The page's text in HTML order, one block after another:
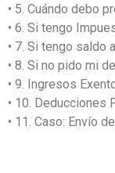
• 5. Cuándo debo
• 6. Si tengo
• 7. Si tengo saldo
• 8. Si no pido mi
• 9. Ingresos
• 10. Deducciones
• 11. Caso: Envío